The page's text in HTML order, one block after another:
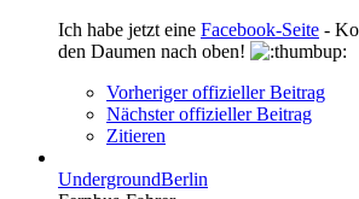
Ich habe jetzt eine Facebook-Seite -
den Daumen nach oben!
Vorheriger offizieller Beitrag
Nächster offizieller Beitrag
Zitieren
UndergroundBerlin